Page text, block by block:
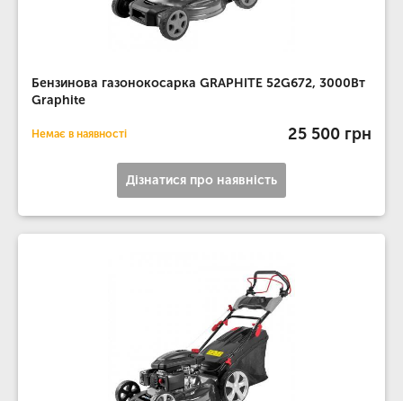
Бензинова газонокосарка GRAPHITE 52G672, 3000Вт
Graphite
Немає в наявності 25 500 грн
Дізнатися про наявність